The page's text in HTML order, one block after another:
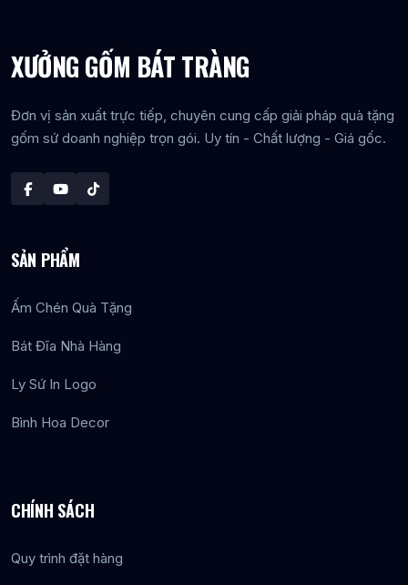
XƯỞNG GỐM BÁT TRÀNG
Đơn vị sản xuất trực tiếp, chuyên cung cấp giải pháp quà tặng
gốm sứ doanh nghiệp trọn gói. Uy tín - Chất lượng - Giá gốc.
SẢN PHẨM
Ấm Chén Quà Tặng
Bát Đĩa Nhà Hàng
Ly Sứ In Logo
Bình Hoa Decor
CHÍNH SÁCH
Quy trình đặt hàng